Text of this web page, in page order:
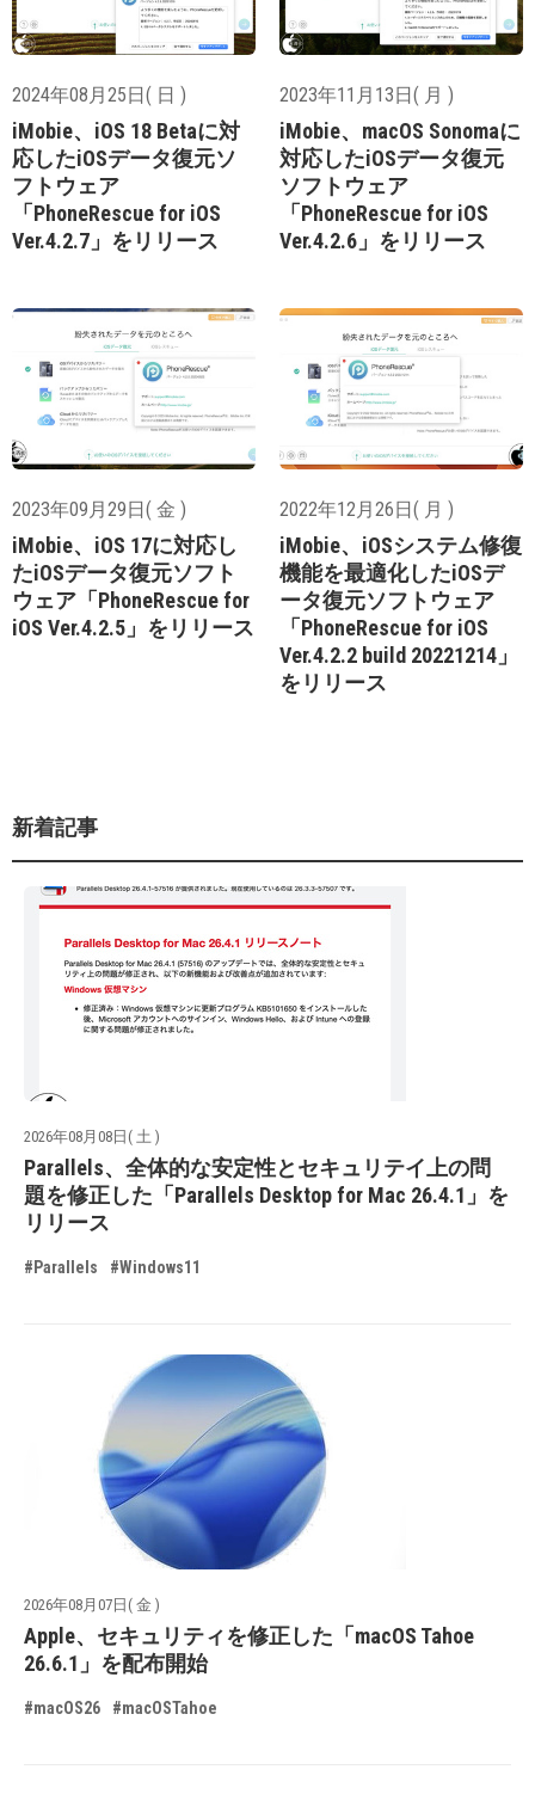
2024年08月25日( 日 )
iMobie、iOS 18 Betaに対
応したiOSデータ復元ソ
フトウェア
「PhoneRescue for iOS
Ver.4.2.7」をリリース
2023年11月13日( 月 )
iMobie、macOS Sonomaに
対応したiOSデータ復元
ソフトウェア
「PhoneRescue for iOS
Ver.4.2.6」をリリース
2023年09月29日( 金 )
iMobie、iOS 17に対応し
たiOSデータ復元ソフト
ウェア「PhoneRescue for
iOS Ver.4.2.5」をリリース
2022年12月26日( 月 )
iMobie、iOSシステム修復
機能を最適化したiOSデ
ータ復元ソフトウェア
「PhoneRescue for iOS
Ver.4.2.2 build 20221214」
をリリース
新着記事
2026年08月08日( 土 )
Parallels、全体的な安定性とセキュリテイ上の問
題を修正した「Parallels Desktop for Mac 26.4.1」を
リリース
#Parallels #Windows11
2026年08月07日( 金 )
Apple、セキュリティを修正した「macOS Tahoe
26.6.1」を配布開始
#macOS26 #macOSTahoe